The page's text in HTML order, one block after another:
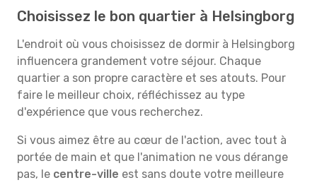
Choisissez le bon quartier à Helsingborg
L'endroit où vous choisissez de dormir à Helsingborg
influencera grandement votre séjour. Chaque
quartier a son propre caractère et ses atouts. Pour
faire le meilleur choix, réfléchissez au type
d'expérience que vous recherchez.
Si vous aimez être au cœur de l'action, avec tout à
portée de main et que l'animation ne vous dérange
pas, le centre-ville est sans doute votre meilleure